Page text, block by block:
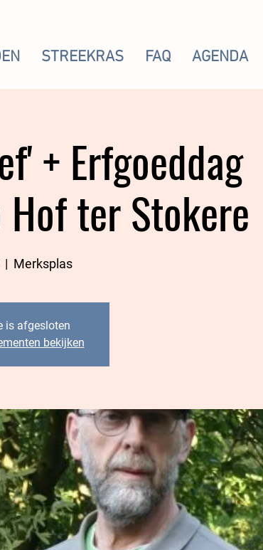
STREEKRAS FAQ AGENDA
+ Erfgoeddag
ter Stokere
  |
Merksplas
is afgesloten
bekijken